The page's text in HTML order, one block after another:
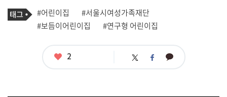
기
사
관
련
태
그
#어린이집
#서울시여성가족재단
#보듬이어린이집
#연구형 어린이집
좋
2 트 페 카